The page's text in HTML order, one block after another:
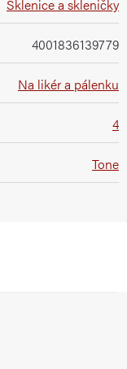
Sklenice a skleničky
4001836139779
Na likér a pálenku
4
Tone